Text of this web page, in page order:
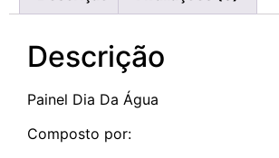
Descrição
Painel Dia Da Água
Composto por: